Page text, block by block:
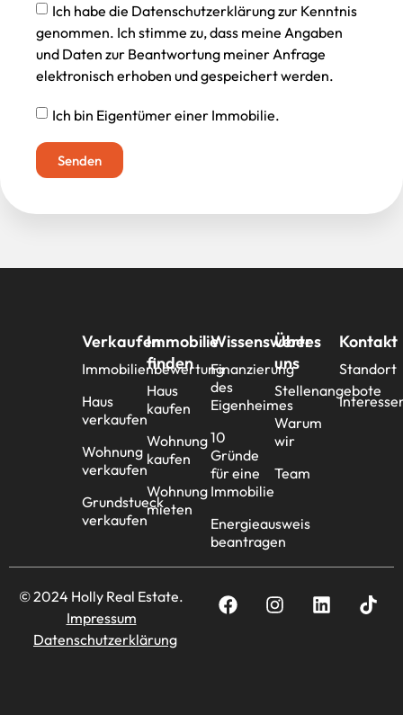
Ich habe die Datenschutzerklärung zur Kenntnis
genommen. Ich stimme zu, dass meine Angaben
und Daten zur Beantwortung meiner Anfrage
elektronisch erhoben und gespeichert werden.
Ich bin Eigentümer einer Immobilie.
Senden
Verkaufen
Immobilienbewertung
Haus
verkaufen
Wohnung
verkaufen
Grundstueck
verkaufen
Immobilie
finden
Haus
kaufen
Wohnung
kaufen
Wohnung
mieten
Wissenswertes
Finanzierung
des
Eigenheimes
10
Gründe
für eine
Immobilie
Energieausweis
beantragen
Über
uns
Stellenangebote
Warum
wir
Team
Kontakt
Standort
© 2024 Holly Real Estate.
Impressum
Datenschutzerklärung